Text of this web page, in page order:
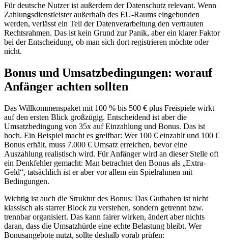
Für deutsche Nutzer ist außerdem der Datenschutz relevant. Wenn
Zahlungsdienstleister außerhalb des EU-Raums eingebunden
werden, verlässt ein Teil der Datenverarbeitung den vertrauten
Rechtsrahmen. Das ist kein Grund zur Panik, aber ein klarer Faktor
bei der Entscheidung, ob man sich dort registrieren möchte oder
nicht.
Bonus und Umsatzbedingungen: worauf
Anfänger achten sollten
Das Willkommenspaket mit 100 % bis 500 € plus Freispiele wirkt
auf den ersten Blick großzügig. Entscheidend ist aber die
Umsatzbedingung von 35x auf Einzahlung und Bonus. Das ist
hoch. Ein Beispiel macht es greifbar: Wer 100 € einzahlt und 100 €
Bonus erhält, muss 7.000 € Umsatz erreichen, bevor eine
Auszahlung realistisch wird. Für Anfänger wird an dieser Stelle oft
ein Denkfehler gemacht: Man betrachtet den Bonus als „Extra-
Geld“, tatsächlich ist er aber vor allem ein Spielrahmen mit
Bedingungen.
Wichtig ist auch die Struktur des Bonus: Das Guthaben ist nicht
klassisch als starrer Block zu verstehen, sondern getrennt bzw.
trennbar organisiert. Das kann fairer wirken, ändert aber nichts
daran, dass die Umsatzhürde eine echte Belastung bleibt. Wer
Bonusangebote nutzt, sollte deshalb vorab prüfen: